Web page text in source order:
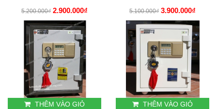
5.200.000₫ 2.900.000₫ 5.100.000₫ 3.900.000₫
THÊM VÀO GIỎ THÊM VÀO GIỎ